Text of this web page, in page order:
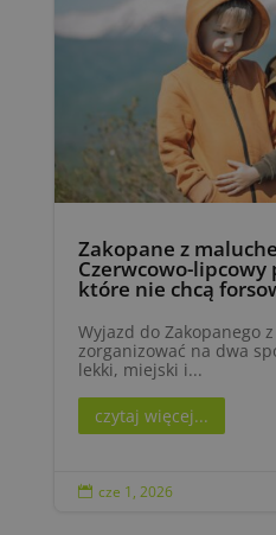
Zakopane z
Czerwcowo-
które nie chcą
Wyjazd do Zakopanego
zorganizować na dwa
lekki, miejski i...
czytaj więcej...
 cze 1, 2026